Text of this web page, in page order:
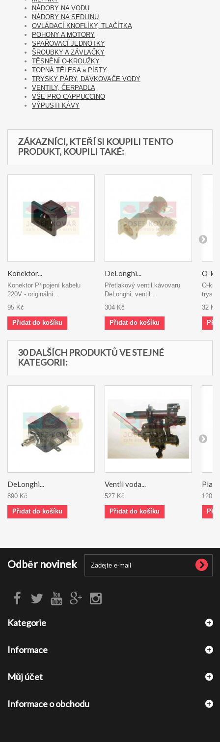
NÁDOBY NA VODU
NÁDOBY NA SEDLINU
OVLÁDACÍ KNOFLÍKY, TLAČÍTKA
POHONY A MOTORY
SPAŘOVACÍ JEDNOTKY
ŠROUBKY A ZÁVLAČKY
TĚSNĚNÍ O-KROUŽKY
TOPNÁ TĚLESA a PÍSTY
TRYSKY PÁRY, DÁVKOVAČE VODY
VENTILY, ČERPADLA
VŠE PRO CAPPUCCINO
VÝPUSTI KÁVY
ZÁKAZNÍCI, KTEŘÍ SI KOUPILI TENTO
PRODUKT, KOUPILI TAKÉ:
Konektor...
Konektor Připojení kabelu
220V - originální...
95 Kč
Přidat do košíku
DeLonghi...
Přetlakový ventil kávovaru
DeLonghi, ventil...
304 Kč
Přidat do košíku
O-
O-
32 Kč
30 DALŠÍCH PRODUKTŮ VE STEJNÉ
KATEGORII:
DeLonghi...
890 Kč
Přidat do košíku
Ventil voda...
527 Kč
Přidat do košíku
120
Odběr novinek
Kategorie
Informace
Můj účet
Informace o obchodu